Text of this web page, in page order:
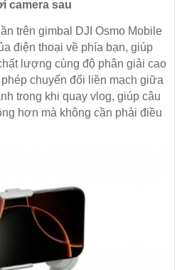
camera sau
trên gimbal DJI Osmo Mobile
điện thoại về phía bạn, giúp
lượng cùng độ phân giải cao
chuyển đổi liền mạch giữa
trong khi quay vlog, giúp câu
hơn mà không cần phải điều